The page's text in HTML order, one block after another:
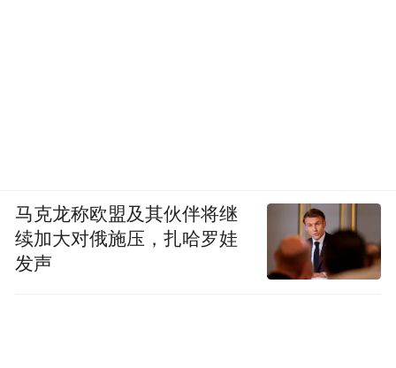
马克龙称欧盟及其伙伴将继
续加大对俄施压，扎哈罗娃
发声